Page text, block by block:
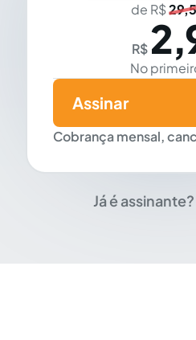
de R$
R$
No
Cobrança mensal,
Assinar
Já é assinante?